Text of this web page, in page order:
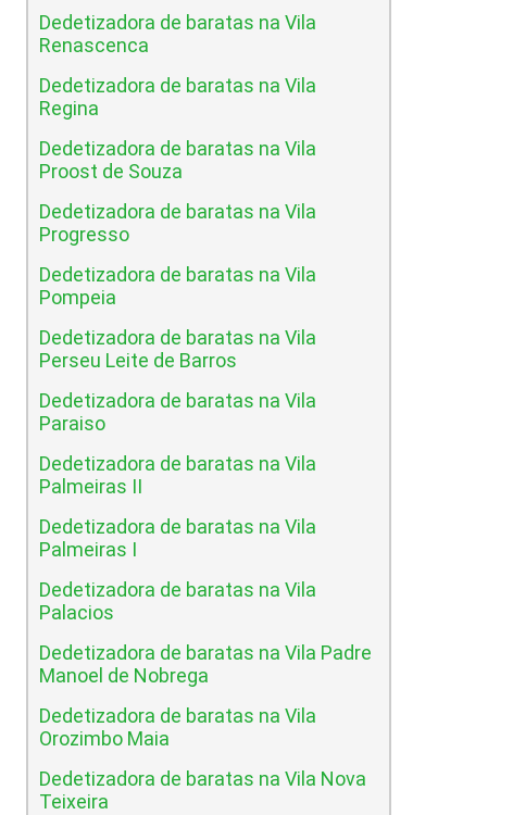
Dedetizadora de baratas na Vila
Renascenca
Dedetizadora de baratas na Vila
Regina
Dedetizadora de baratas na Vila
Proost de Souza
Dedetizadora de baratas na Vila
Progresso
Dedetizadora de baratas na Vila
Pompeia
Dedetizadora de baratas na Vila
Perseu Leite de Barros
Dedetizadora de baratas na Vila
Paraiso
Dedetizadora de baratas na Vila
Palmeiras II
Dedetizadora de baratas na Vila
Palmeiras I
Dedetizadora de baratas na Vila
Palacios
Dedetizadora de baratas na Vila Padre
Manoel de Nobrega
Dedetizadora de baratas na Vila
Orozimbo Maia
Dedetizadora de baratas na Vila Nova
Teixeira